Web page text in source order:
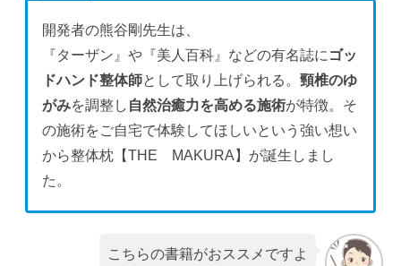
開発者の熊谷剛先生は、
『ターザン』や『美人百科』などの有名誌に ゴッ
ドハンド整体師として取り上げられる。頸椎のゆ
がみを調整し 自然治癒力を高める施術が特徴。そ
の施術をご自宅で体験してほしいという強い想い
から整体枕【THE MAKURA】が誕生しまし
た。
こちらの書籍がおススメですよ